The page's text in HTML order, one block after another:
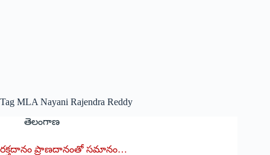
Tag MLA Nayani Rajendra Reddy
తెలంగాణ
రక్తదానం ప్రాణదానంతో సమానం…